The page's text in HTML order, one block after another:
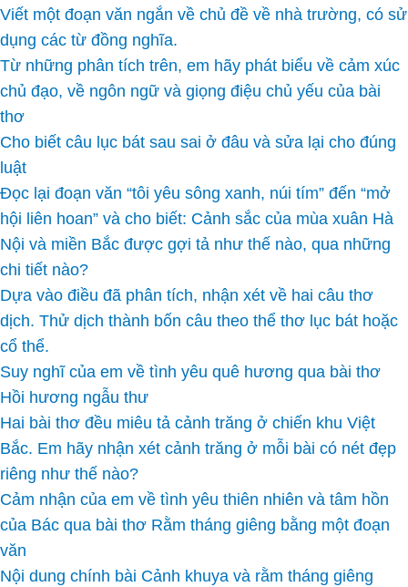
Viết một đoạn văn ngắn về chủ đề về nhà trường, có sử
dụng các từ đồng nghĩa.
Từ những phân tích trên, em hãy phát biểu về cảm xúc
chủ đạo, về ngôn ngữ và giọng điệu chủ yếu của bài
thơ
Cho biết câu lục bát sau sai ở đâu và sửa lại cho đúng
luật
Đọc lại đoạn văn “tôi yêu sông xanh, núi tím” đến “mở
hội liên hoan” và cho biết: Cảnh sắc của mùa xuân Hà
Nội và miền Bắc được gợi tả như thế nào, qua những
chi tiết nào?
Dựa vào điều đã phân tích, nhận xét về hai câu thơ
dịch. Thử dịch thành bốn câu theo thể thơ lục bát hoặc
cổ thể.
Suy nghĩ của em về tình yêu quê hương qua bài thơ
Hồi hương ngẫu thư
Hai bài thơ đều miêu tả cảnh trăng ở chiến khu Việt
Bắc. Em hãy nhận xét cảnh trăng ở mỗi bài có nét đẹp
riêng như thế nào?
Cảm nhận của em về tình yêu thiên nhiên và tâm hồn
của Bác qua bài thơ Rằm tháng giêng bằng một đoạn
văn
Nội dung chính bài Cảnh khuya và rằm tháng giêng